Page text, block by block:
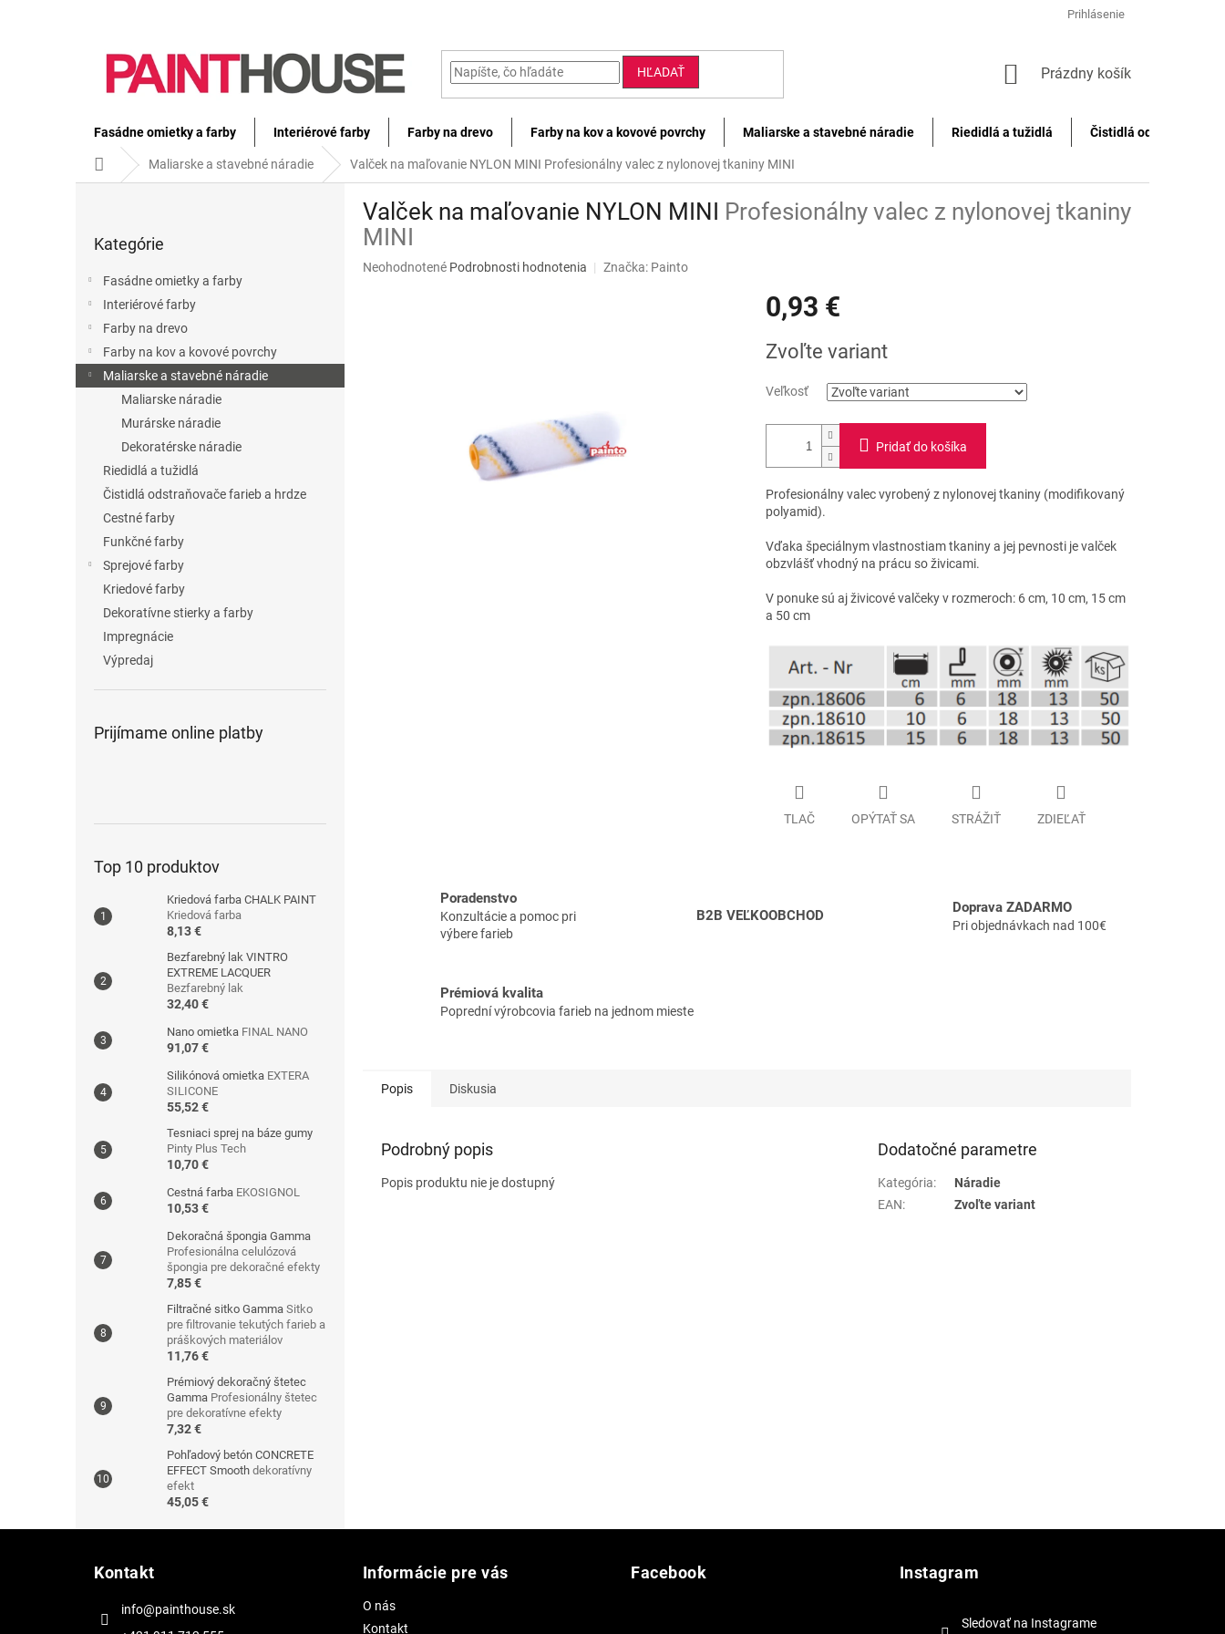
Prihlásenie
HĽADAŤ
NÁKUPNÝ
Prázdny košík
Fasádne omietky a farby Interiérové farby Farby na drevo Farby na kov a kovové povrchy Maliarske a stavebné náradie Riedidlá a tužidlá Čistidlá odstraňovače
DomovMaliarske a stavebné náradie Valček na maľovanie NYLON MINI Profesionálny valec z nylonovej tkaniny MINI
kategórie
Kategórie
Fasádne omietky a farby
Interiérové farby
Farby na drevo
Farby na kov a kovové povrchy
Maliarske a stavebné náradie
Maliarske náradie
Murárske náradie
Dekoratérske náradie
Riedidlá a tužidlá
Čistidlá odstraňovače farieb a hrdze
Cestné farby
Funkčné farby
Sprejové farby
Kriedové farby
Dekoratívne stierky a farby
Impregnácie
Výpredaj
Prijímame online platby
Top 10 produktov
Kriedová farba CHALK PAINT
Kriedová farba
8,13 €
Bezfarebný lak VINTRO
EXTREME LACQUER
Bezfarebný lak
32,40 €
Nano omietka FINAL NANO
91,07 €
Silikónová omietka EXTERA
SILICONE
55,52 €
Tesniaci sprej na báze gumy
Pinty Plus Tech
10,70 €
Cestná farba EKOSIGNOL
10,53 €
Dekoračná špongia Gamma
Profesionálna celulózová
špongia pre dekoračné efekty
7,85 €
Filtračné sitko Gamma Sitko
pre filtrovanie tekutých farieb a
práškových materiálov
11,76 €
Prémiový dekoračný štetec
Gamma Profesionálny štetec
pre dekoratívne efekty
7,32 €
Pohľadový betón CONCRETE
EFFECT Smooth dekoratívny
efekt
45,05 €
Valček na maľovanie NYLON MINI Profesionálny valec z nylonovej tkaniny
MINI
Priemerné
Neohodnotené Podrobnosti hodnotenia Značka: Painto
0,93 €
cena:
Zvoľte variant
Veľkosť
Pridať do košíka
Profesionálny valec vyrobený z nylonovej tkaniny (modifikovaný
polyamid).
Vďaka špeciálnym vlastnostiam tkaniny a jej pevnosti je valček
obzvlášť vhodný na prácu so živicami.
V ponuke sú aj živicové valčeky v rozmeroch: 6 cm, 10 cm, 15 cm
a 50 cm
TLAČ OPÝTAŤ SA STRÁŽIŤ ZDIEĽAŤ
Poradenstvo
Konzultácie a pomoc pri
výbere farieb
B2B VEĽKOOBCHOD
Doprava ZADARMO
Pri objednávkach nad 100€
Prémiová kvalita
Poprední výrobcovia farieb na jednom mieste
Popis Diskusia
Podrobný popis
Popis produktu nie je dostupný
Dodatočné parametre
Kategória:
Náradie
EAN: Zvoľte variant
Kontakt
info@painthouse.sk
Informácie pre vás
O nás
Kontakt
Facebook Instagram
Sledovať na Instagrame